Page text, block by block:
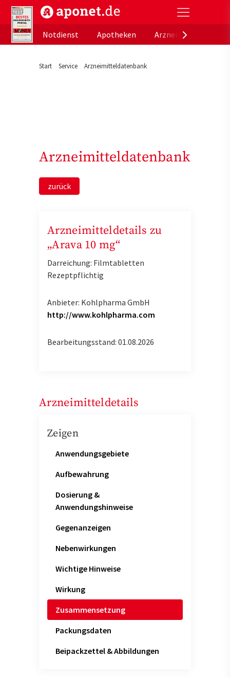
aponet.de - Das offizielle Gesundheitsportal der
Notdienst
Apotheken
Start Service Arzneimitteldatenbank
Arzneimitteldatenbank
zurück
Arzneimitteldetails zu
„Arava 10 mg“
Darreichung: Filmtabletten
Rezeptpflichtig
Anbieter: Kohlpharma GmbH
http://www.kohlpharma.com
Bearbeitungsstand: 01.08.2026
Arzneimitteldetails
Zeigen
Anwendungsgebiete
Aufbewahrung
Dosierung &
Anwendungshinweise
Gegenanzeigen
Nebenwirkungen
Wichtige Hinweise
Wirkung
Zusammensetzung
Packungsdaten
Beipackzettel & Abbildungen